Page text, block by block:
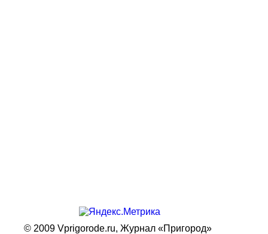
© 2009 Vprigorode.ru, Журнал «Пригород»